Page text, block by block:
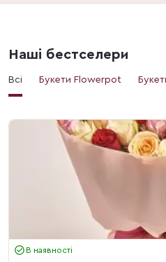
Наші бестселери
Всі Букети Flowerpot
В наявності